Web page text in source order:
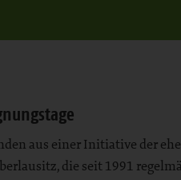
aus einer Initiative der
die seit 1991